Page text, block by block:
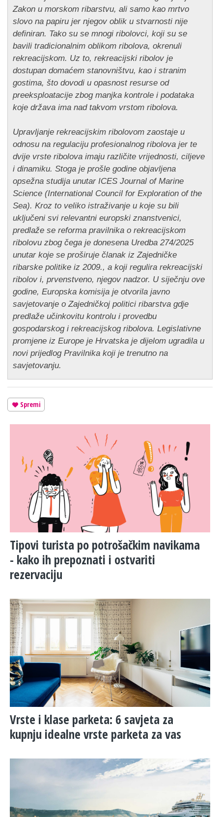
Zakon u morskom ribarstvu, ali samo kao mrtvo
slovo na papiru jer njegov oblik u stvarnosti nije
definiran. Tako su se mnogi ribolovci, koji su se
bavili tradicionalnim oblikom ribolova, okrenuli
rekreacijskom. Uz to, rekreacijski ribolov je
dostupan domaćem stanovništvu, kao i stranim
gostima, što dovodi u opasnost resurse od
preeksploatacije zbog manjka kontrole i podataka
koje država ima nad takvom vrstom ribolova.
Upravljanje rekreacijskim ribolovom zaostaje u
odnosu na regulaciju profesionalnog ribolova jer te
dvije vrste ribolova imaju različite vrijednosti, ciljeve
i dinamiku. Stoga je prošle godine objavljena
opsežna studija unutar ICES Journal of Marine
Science (International Council for Exploration of the
Sea). Kroz to veliko istraživanje u koje su bili
uključeni svi relevantni europski znanstvenici,
predlaže se reforma pravilnika o rekreacijskom
ribolovu zbog čega je donesena Uredba 274/2025
unutar koje se proširuje članak iz Zajedničke
ribarske politike iz 2009., a koji regulira rekreacijski
ribolov i, prvenstveno, njegov nadzor. U siječnju ove
godine, Europska komisija je otvorila javno
savjetovanje o Zajedničkoj politici ribarstva gdje
predlaže učinkovitu kontrolu i provedbu
gospodarskog i rekreacijskog ribolova. Legislativne
promjene iz Europe je Hrvatska je dijelom ugradila u
novi prijedlog Pravilnika koji je trenutno na
savjetovanju.
Spremi
Tipovi turista po potrošačkim navikama
- kako ih prepoznati i ostvariti
rezervaciju
Vrste i klase parketa: 6 savjeta za
kupnju idealne vrste parketa za vas